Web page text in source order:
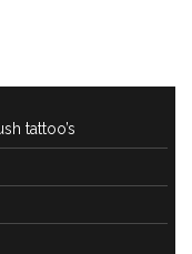
tattoo’s